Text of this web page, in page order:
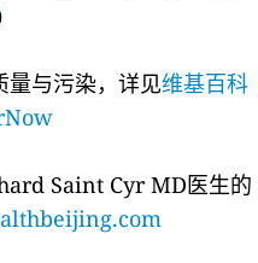
量与污染，详见维基百科
Saint Cyr MD医生的